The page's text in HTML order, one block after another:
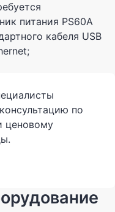
питания PS60A
кабеля USB
по
ценовому